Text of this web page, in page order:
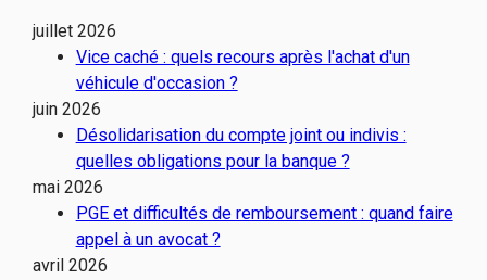
juillet 2026
Vice caché : quels recours après l'achat d'un
véhicule d'occasion ?
juin 2026
Désolidarisation du compte joint ou indivis :
quelles obligations pour la banque ?
mai 2026
PGE et difficultés de remboursement : quand faire
appel à un avocat ?
avril 2026